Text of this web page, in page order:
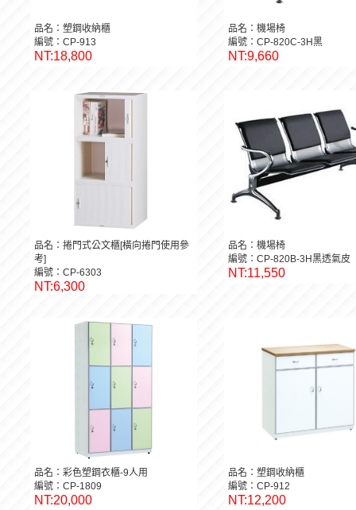
品名：塑鋼收納櫃
編號：CP-913
NT:18,800
品名：機場椅
編號：CP-820C-3H黑
NT:9,660
品名：捲門式公文櫃[橫向捲門使用參
考]
編號：CP-6303
NT:6,300
品名：機場椅
編號：CP-820B-3H黑透氣皮
NT:11,550
品名：彩色塑鋼衣櫃-9人用
編號：CP-1809
NT:20,000
品名：塑鋼收納櫃
編號：CP-912
NT:12,200